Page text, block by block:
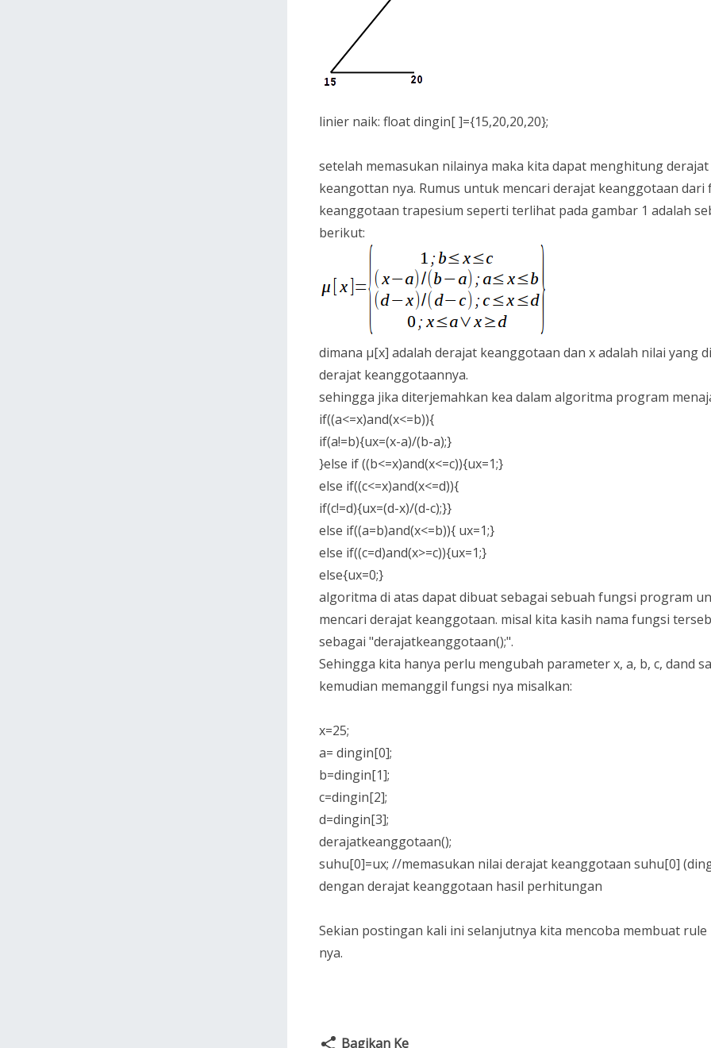
linier naik: float dingin[ ]={15,20,20,20};
setelah memasukan nilainya maka kita dapat menghitung derajat
keangottan nya. Rumus untuk mencari derajat keanggotaan dari
keanggotaan trapesium seperti terlihat pada gambar 1 adalah
berikut:
dimana μ[x] adalah derajat keanggotaan dan x adalah nilai yang
derajat keanggotaannya.
sehingga jika diterjemahkan kea dalam algoritma program
if((a<=x)and(x<=b)){
if(a!=b){ux=(x-a)/(b-a);}
}else if ((b<=x)and(x<=c)){ux=1;}
else if((c<=x)and(x<=d)){
if(c!=d){ux=(d-x)/(d-c);}}
else if((a=b)and(x<=b)){ ux=1;}
else if((c=d)and(x>=c)){ux=1;}
else{ux=0;}
algoritma di atas dapat dibuat sebagai sebuah fungsi program
mencari derajat keanggotaan. misal kita kasih nama fungsi
sebagai "derajatkeanggotaan();".
Sehingga kita hanya perlu mengubah parameter x, a, b, c, dand
kemudian memanggil fungsi nya misalkan:
x=25;
a= dingin[0];
b=dingin[1];
c=dingin[2];
d=dingin[3];
derajatkeanggotaan();
suhu[0]=ux; //memasukan nilai derajat keanggotaan suhu[0]
dengan derajat keanggotaan hasil perhitungan
Sekian postingan kali ini selanjutnya kita mencoba membuat rule
nya.
Bagikan Ke